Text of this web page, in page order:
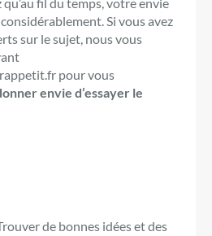
Si vous avez
sur le sujet, nous vous
pour vous
envie d’essayer le
de bonnes idées et des